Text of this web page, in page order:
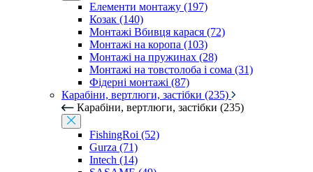
Елементи монтажу (197)
Козак (140)
Монтажі Вбивця карася (72)
Монтажі на коропа (103)
Монтажі на пружинах (28)
Монтажі на товстолоба і сома (31)
Фідерні монтажі (87)
Карабіни, вертлюги, застібки (235)
Карабіни, вертлюги, застібки (235)
FishingRoi (52)
Gurza (71)
Intech (14)